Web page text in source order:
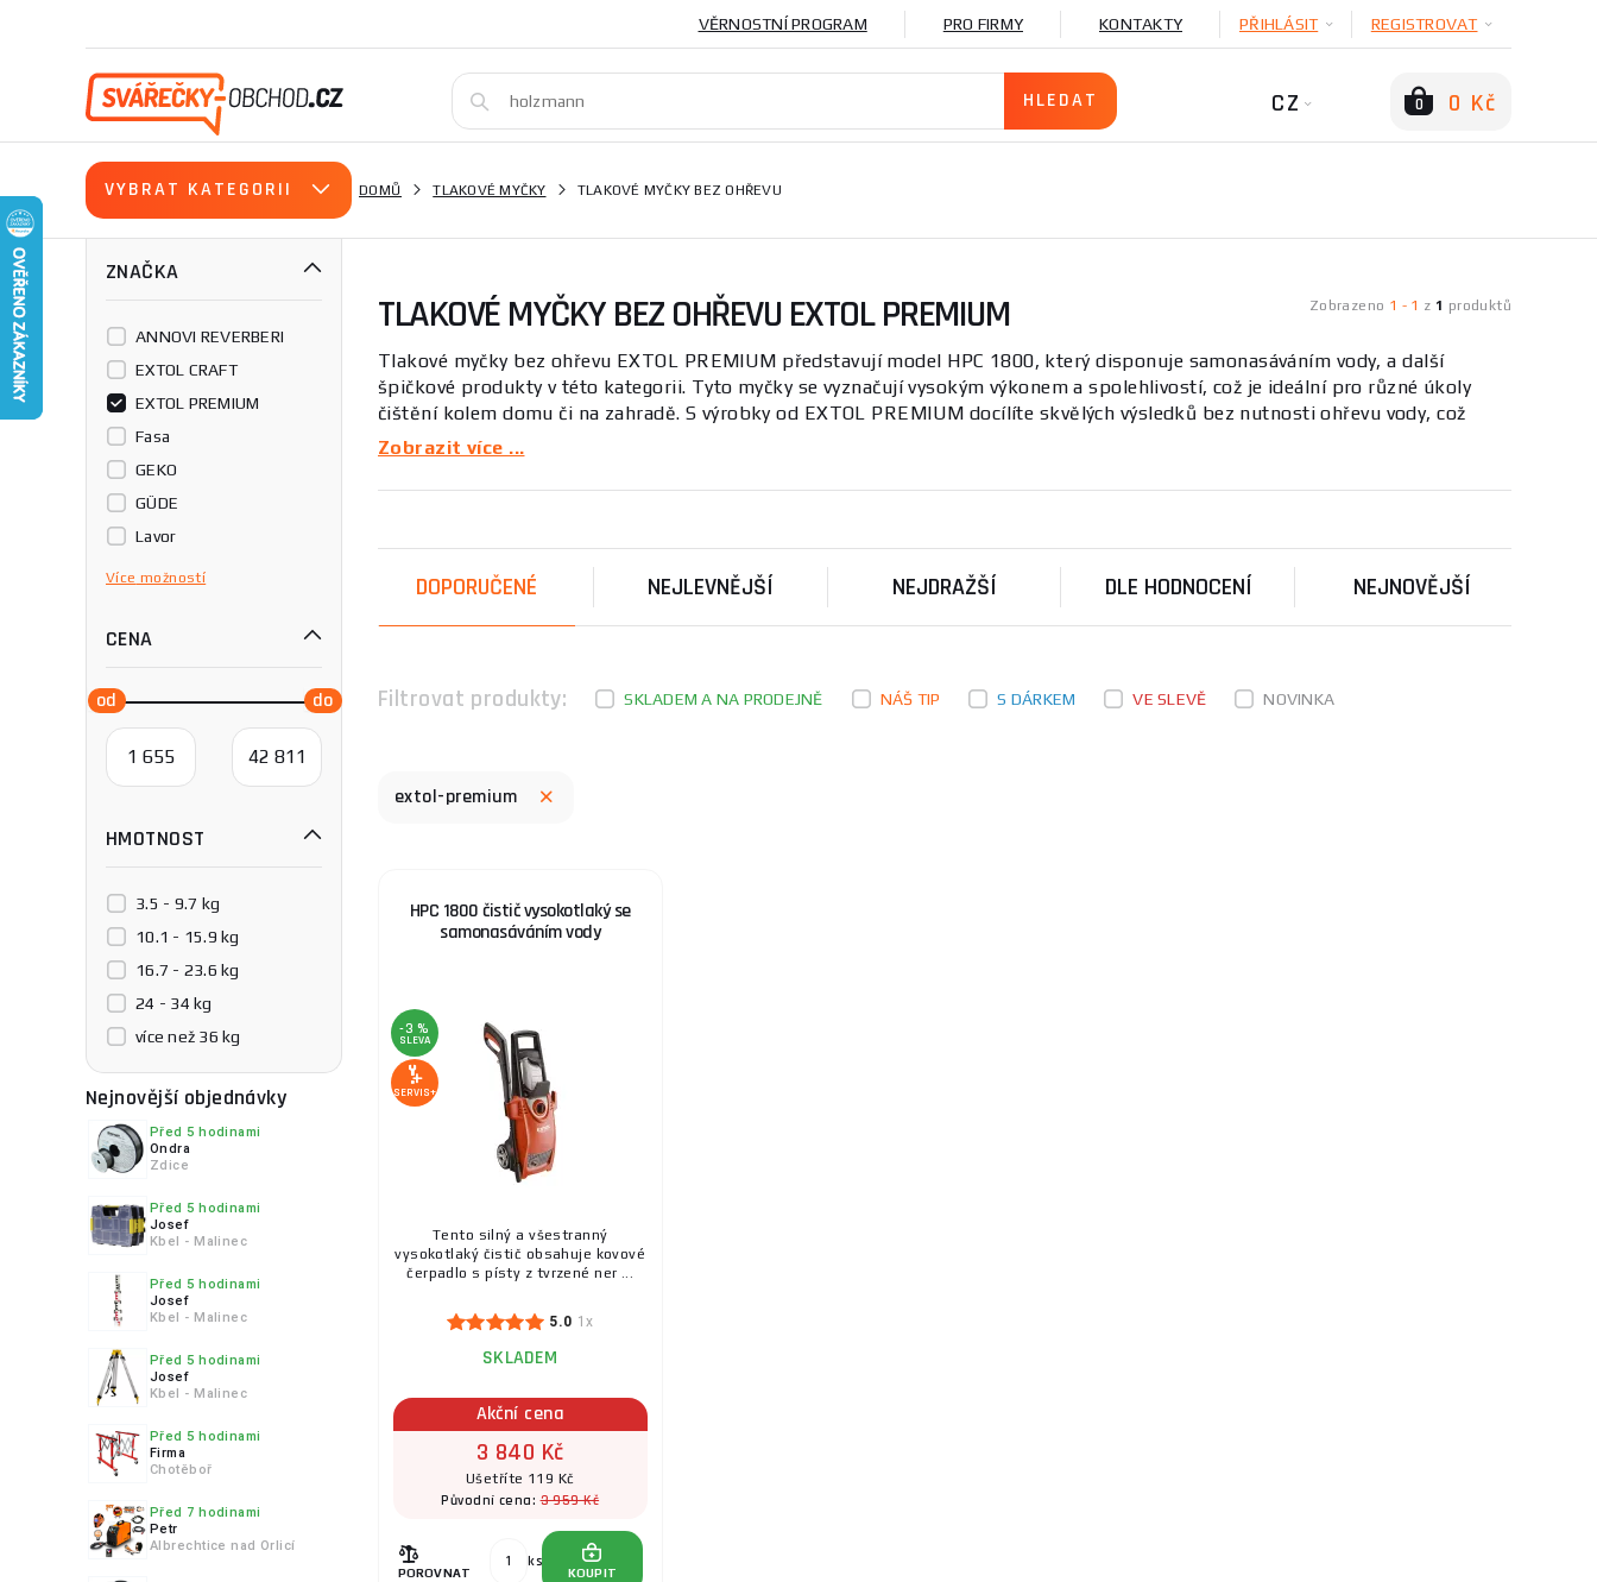
VĚRNOSTNÍ PROGRAM PRO FIRMY KONTAKTY PŘIHLÁSIT REGISTROVAT
CZ 0 0 Kč
VYBRAT KATEGORII DOMŮ TLAKOVÉ MYČKY TLAKOVÉ MYČKY BEZ OHŘEVU
ZNAČKA
ANNOVI REVERBERI
EXTOL CRAFT
EXTOL PREMIUM
Fasa
GEKO
GÜDE
Lavor
Michelin
Riwall
Scheppach
Wilms
Více možností
CENA
HMOTNOST
3.5 - 9.7 kg
10.1 - 15.9 kg
16.7 - 23.6 kg
24 - 34 kg
více než 36 kg
Nejnovější objednávky
Před 5 hodinami
Ondra
Zdice
Před 5 hodinami
Josef
Kbel - Malinec
Před 5 hodinami
Josef
Kbel - Malinec
Před 5 hodinami
Josef
Kbel - Malinec
Před 5 hodinami
Firma
Chotěboř
Před 7 hodinami
Petr
Albrechtice nad Orlicí
Zobrazeno 1 - 1 z 1 produktů
TLAKOVÉ MYČKY BEZ OHŘEVU EXTOL PREMIUM
Tlakové myčky bez ohřevu EXTOL PREMIUM představují model HPC 1800, který disponuje samonasáváním vody, a další
špičkové produkty v této kategorii. Tyto myčky se vyznačují vysokým výkonem a spolehlivostí, což je ideální pro různé úkoly
čištění kolem domu či na zahradě. S výrobky od EXTOL PREMIUM docílíte skvělých výsledků bez nutnosti ohřevu vody, což
šetří energii a zjednodušuje údržbu. Vyzkoušejte
Tlakové myčky bez ohřevu jsou skvělým řešením pro ty, kteří hledají výkonné a efektivní zařízení pro údržbu a čištění. Tyto
automobily. Jsou vhodné pro domácí použití i pro menší komerční aplikace. Pro více informací a výběr správného modelu
navštivte naši stránku
Tlakové myčky bez ohřevu
EXTOL PREMIUM je renomovaný výrobce s dlouholetou tradicí v oblasti nářadí a techniky. Specializuje se na výrobu vysoce
Zobrazit více ...
DOPORUČENÉ NEJLEVNĚJŠÍ NEJDRAŽŠÍ DLE HODNOCENÍ NEJNOVĚJŠÍ
Filtrovat produkty: SKLADEM A NA PRODEJNĚ NÁŠ TIP S DÁRKEM VE SLEVĚ NOVINKA
extol-premium
HPC 1800 čistič vysokotlaký se
samonasáváním vody
-3 %
SLEVA
SERVIS+
Tento silný a všestranný
vysokotlaký čistič obsahuje kovové
čerpadlo s písty z tvrzené ner ...
5.0 1x
SKLADEM
Akční cena
3 840 Kč
Ušetříte 119 Kč
Původní cena:3 959 Kč
POROVNAT
ks
KOUPIT